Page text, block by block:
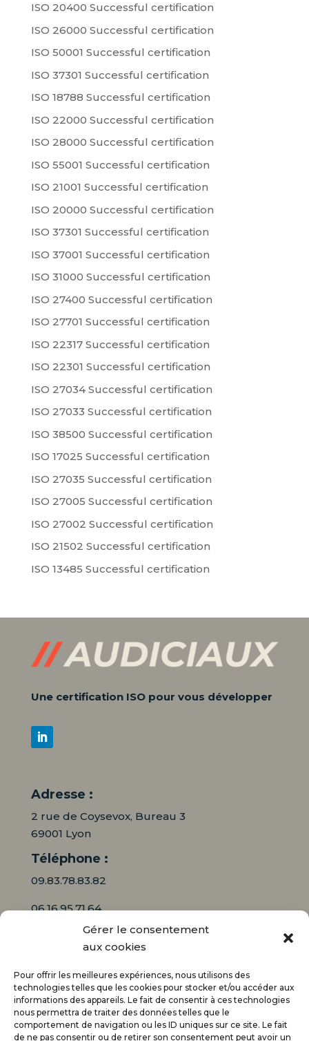
Gérer le consentement
aux cookies
Pour offrir les meilleures expériences, nous utilisons des
technologies telles que les cookies pour stocker et/ou accéder aux
informations des appareils. Le fait de consentir à ces technologies
nous permettra de traiter des données telles que le
comportement de navigation ou les ID uniques sur ce site. Le fait
de ne pas consentir ou de retirer son consentement peut avoir un
ISO 20400 Successful certification
ISO 26000 Successful certification
ISO 50001 Successful certification
ISO 37301 Successful certification
ISO 18788 Successful certification
ISO 22000 Successful certification
ISO 28000 Successful certification
ISO 55001 Successful certification
ISO 21001 Successful certification
ISO 20000 Successful certification
ISO 37301 Successful certification
ISO 37001 Successful certification
ISO 31000 Successful certification
ISO 27400 Successful certification
ISO 27701 Successful certification
ISO 22317 Successful certification
ISO 22301 Successful certification
ISO 27034 Successful certification
ISO 27033 Successful certification
ISO 38500 Successful certification
ISO 17025 Successful certification
ISO 27035 Successful certification
ISO 27005 Successful certification
ISO 27002 Successful certification
ISO 21502 Successful certification
ISO 13485 Successful certification
Une certification ISO pour vous développer
Adresse :
2 rue de Coysevox, Bureau 3
69001 Lyon
Téléphone :
09.83.78.83.82
06.16.95.71.64
contact@audiciaux.fr
E-mail*